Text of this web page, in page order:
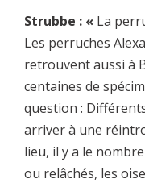
Strubbe : « La
Les perruches
retrouvent aussi à
centaines de
question :
arriver à une
lieu, il y a le
ou relâchés, les